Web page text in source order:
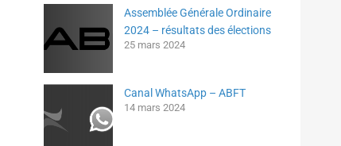
Assemblée Générale Ordinaire
2024 – résultats des élections
25 mars 2024
Canal WhatsApp – ABFT
14 mars 2024